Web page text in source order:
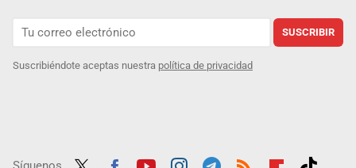
SUSCRIBIR
Suscribiéndote aceptas nuestra política de privacidad